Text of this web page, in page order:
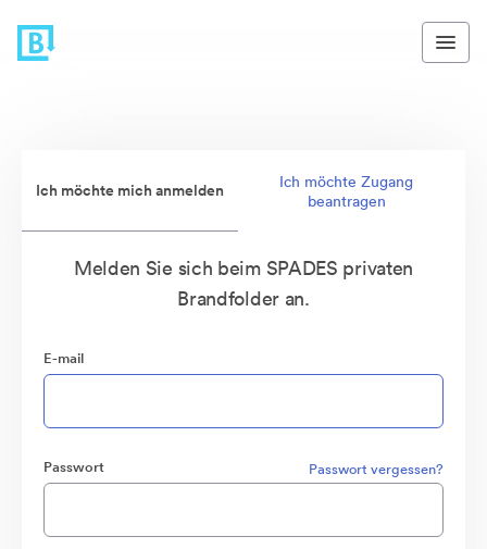
Ich möchte mich anmelden
Ich möchte Zugang
beantragen
Melden Sie sich beim SPADES privaten
Brandfolder an.
E-mail
Passwort Passwort vergessen?